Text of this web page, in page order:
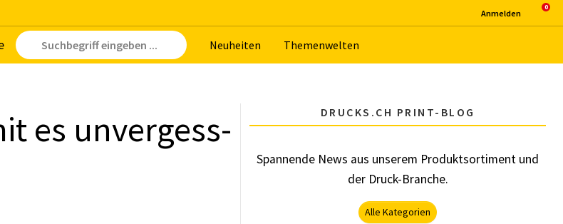
Neu­hei­ten The­men­wel­ten
An­mel­den
es un­ver­gess­
DRUCKS.CH PRINT-BLOG
Spannende News aus unserem Produktsortiment und
der Druck-Branche.
Alle Kategorien